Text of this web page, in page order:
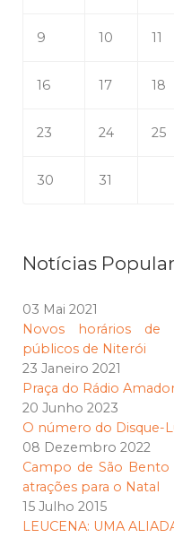
9 10 11
16 17 18
23 24 25
30 31
Notícias
03 Mai 2021
Novos horários de
públicos de Niterói
23 Janeiro 2021
Praça do Rádio
20 Junho 2023
O número do Disque-
08 Dezembro 2022
Campo de São
atrações para o Natal
15 Julho 2015
LEUCENA: UMA